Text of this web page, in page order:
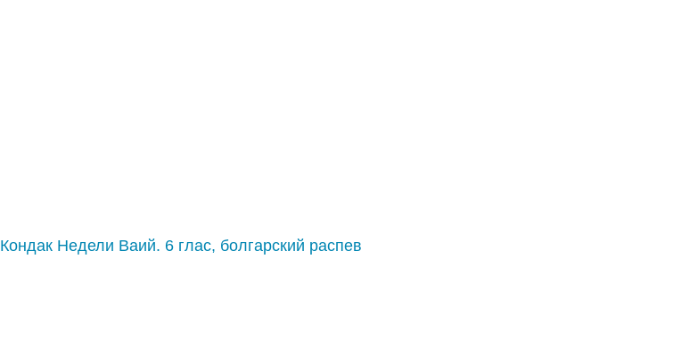
Кондак Недели Ваий. 6 глас, болгарский распев